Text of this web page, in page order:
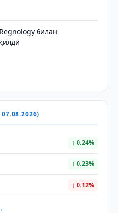
билан
↑ 0.24%
↑ 0.23%
↓ 0.12%